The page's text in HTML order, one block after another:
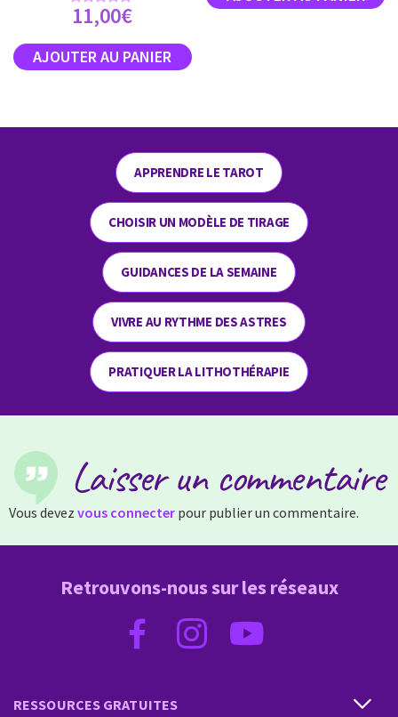
Note
5.00
11,00€
APPRENDRE LE TAROT
CHOISIR UN MODÈLE DE TIRAGE
GUIDANCES DE LA SEMAINE
VIVRE AU RYTHME DES ASTRES
PRATIQUER LA LITHOTHÉRAPIE
Laisser un commentaire
Vous devez vous connecter pour publier un commentaire.
RESSOURCES GRATUITES
Retrouvons-nous sur les réseaux